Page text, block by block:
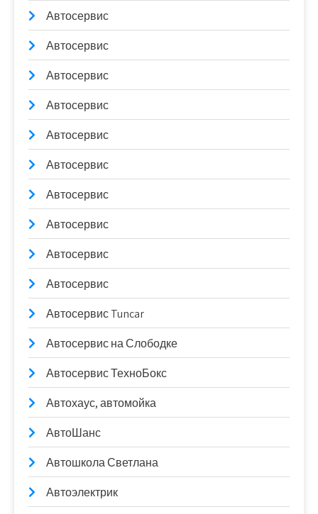
Автосервис
Автосервис
Автосервис
Автосервис
Автосервис
Автосервис
Автосервис
Автосервис
Автосервис
Автосервис
Автосервис Tuncar
Автосервис на Слободке
Автосервис ТехноБокс
Автохаус, автомойка
АвтоШанс
Автошкола Светлана
Автоэлектрик